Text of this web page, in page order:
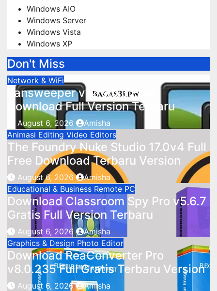
Windows AIO
Windows Server
Windows Vista
Windows XP
Don't Miss
Network & WiFi
Lansweeper v12.9.0.3 Free
Download Full Version Terbaru
August 6, 2026
Amisha
Animasi Editing Video Editors
The Foundry Nuke Studio 17.0v4 Full
Free Download Terbaru Version
August 6, 2026
Amisha
Educational & Business Remote PC
Download Classroom Spy Pro v5.6.7
Gratis Full Version Terbaru
August 6, 2026
Amisha
Graphics & Design Photo Editor
Download ReaConverter Pro
v8.0.235 Full Gratis Terbaru Version
August 6, 2026
Amisha